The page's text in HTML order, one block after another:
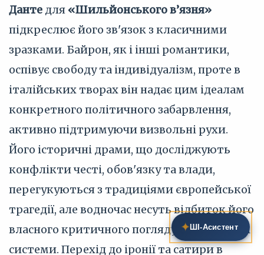
Данте для «Шильйонського в’язня»
підкреслює його зв'язок з класичними
зразками. Байрон, як і інші романтики,
оспівує свободу та індивідуалізм, проте в
італійських творах він надає цим ідеалам
конкретного політичного забарвлення,
активно підтримуючи визвольні рухи.
Його історичні драми, що досліджують
конфлікти честі, обов'язку та влади,
перегукуються з традиціями європейської
трагедії, але водночас несуть відбиток його
власного критичного погляду на політичні
системи. Перехід до іронії та сатири в
✦ ШІ‑Асистент